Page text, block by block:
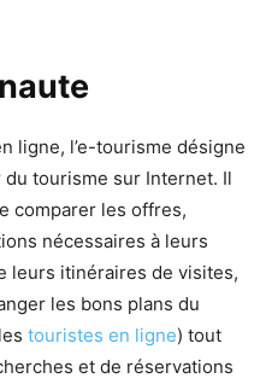
ligne, l’e-tourisme désigne
tourisme sur Internet. Il
comparer les offres,
nécessaires à leurs
leurs itinéraires de visites,
les bons plans du
touristes en ligne) tout
et de réservations